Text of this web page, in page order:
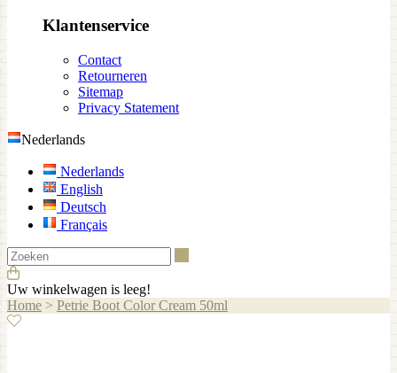
Klantenservice
Contact
Retourneren
Sitemap
Privacy Statement
Nederlands
Nederlands
English
Deutsch
Français
Uw winkelwagen is leeg!
Home > Petrie Boot Color Cream 50ml